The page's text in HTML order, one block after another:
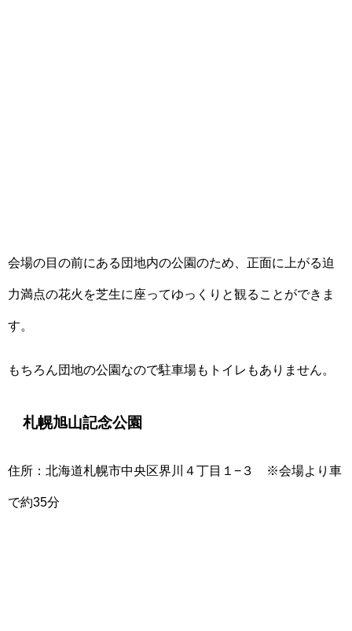
会場の目の前にある団地内の公園のため、正面に上がる迫
力満点の花火を芝生に座ってゆっくりと観ることができま
す。
もちろん団地の公園なので駐車場もトイレもありません。
札幌旭山記念公園
住所：北海道札幌市中央区界川４丁目１−３ ※会場より車
で約35分